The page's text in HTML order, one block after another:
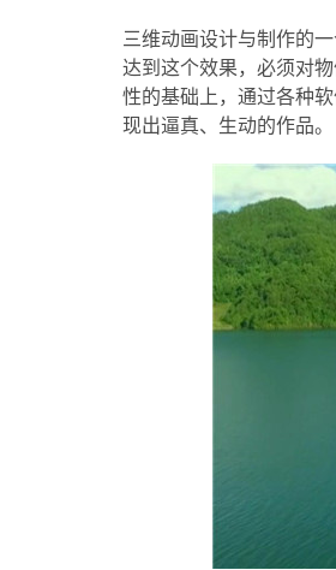
三维动画设计与制作的
达到这个效果，必须对
性的基础上，通过各种
现出逼真、生动的作品。